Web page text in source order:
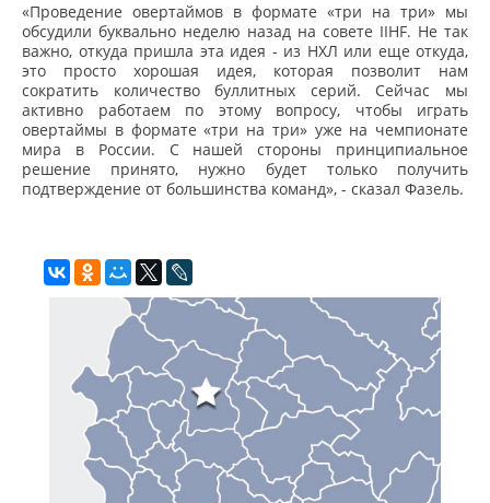
«Проведение овертаймов в формате «три на три» мы
обсудили буквально неделю назад на совете IIHF. Не так
важно, откуда пришла эта идея - из НХЛ или еще откуда,
это просто хорошая идея, которая позволит нам
сократить количество буллитных серий. Сейчас мы
активно работаем по этому вопросу, чтобы играть
овертаймы в формате «три на три» уже на чемпионате
мира в России. С нашей стороны принципиальное
решение принято, нужно будет только получить
подтверждение от большинства команд», - сказал Фазель.